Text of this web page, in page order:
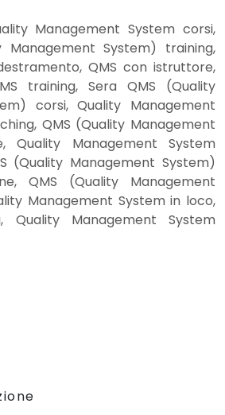
Management System corsi,
Management System) training,
QMS con istruttore,
training, Sera QMS (Quality
corsi, Quality Management
QMS (Quality Management
Quality Management System
(Quality Management System)
QMS (Quality Management
Management System in loco,
Quality Management System